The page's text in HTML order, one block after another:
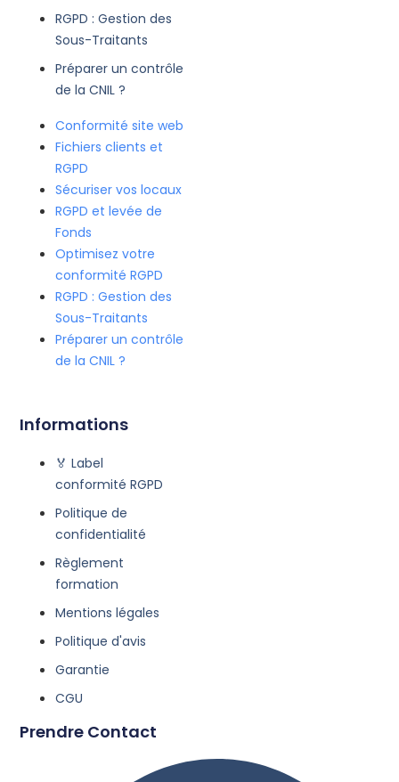
RGPD : Gestion des
Sous-Traitants
Préparer un contrôle
de la CNIL ?
Conformité site web
Fichiers clients et
RGPD
Sécuriser vos locaux
RGPD et levée de
Fonds
Optimisez votre
conformité RGPD
RGPD : Gestion des
Sous-Traitants
Préparer un contrôle
de la CNIL ?
Informations
🏅 Label
conformité RGPD
Politique de
confidentialité
Règlement
formation
Mentions légales
Politique d'avis
Garantie
CGU
Prendre Contact